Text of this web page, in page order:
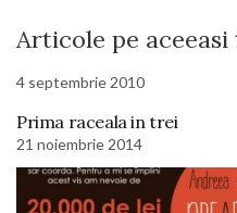
Articole pe aceeasi
4 septembrie 2010
Prima raceala in trei
21 noiembrie 2014